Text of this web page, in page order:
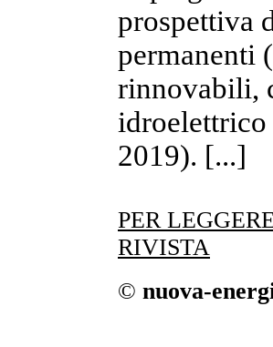
prospettiva
permanenti
rinnovabili,
2019). [...]
PER
RIVISTA
© nuova-